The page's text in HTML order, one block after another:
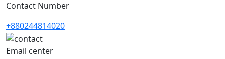
Contact Number
+880244814020
Email center